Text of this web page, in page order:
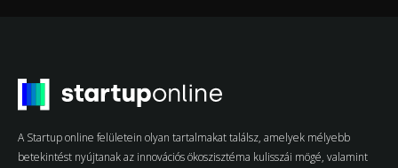
A Startup online felületein olyan tartalmakat találsz, amelyek mélyebb
betekintést nyújtanak az innovációs ökoszisztéma kulisszái mögé, valamint